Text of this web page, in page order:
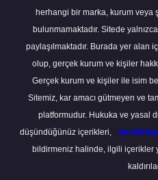
herhangi bir marka, kurum veya
bulunmamaktadır. Sitede
paylaşılmaktadır. Burada yer alan
olup, gerçek kurum ve kişiler
Gerçek kurum ve kişiler ile isim
Sitemiz, kar amacı gütmeyen ve
platformudur. Hukuka ve yasal
düşündüğünüz içerikleri,
bildirmeniz halinde, ilgili içerikler